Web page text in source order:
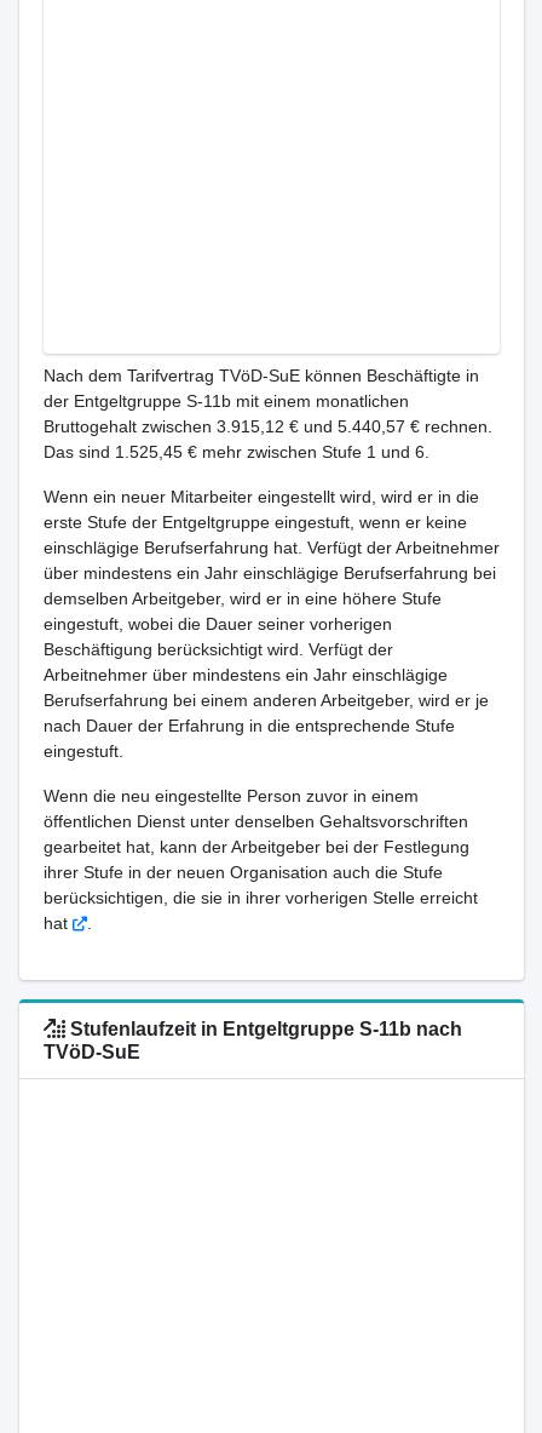
Nach dem Tarifvertrag TVöD-SuE können Beschäftigte in
der Entgeltgruppe S-11b mit einem monatlichen
Bruttogehalt zwischen 3.915,12 € und 5.440,57 € rechnen.
Das sind 1.525,45 € mehr zwischen Stufe 1 und 6.
Wenn ein neuer Mitarbeiter eingestellt wird, wird er in die
erste Stufe der Entgeltgruppe eingestuft, wenn er keine
einschlägige Berufserfahrung hat. Verfügt der Arbeitnehmer
über mindestens ein Jahr einschlägige Berufserfahrung bei
demselben Arbeitgeber, wird er in eine höhere Stufe
eingestuft, wobei die Dauer seiner vorherigen
Beschäftigung berücksichtigt wird. Verfügt der
Arbeitnehmer über mindestens ein Jahr einschlägige
Berufserfahrung bei einem anderen Arbeitgeber, wird er je
nach Dauer der Erfahrung in die entsprechende Stufe
eingestuft.
Wenn die neu eingestellte Person zuvor in einem
öffentlichen Dienst unter denselben Gehaltsvorschriften
gearbeitet hat, kann der Arbeitgeber bei der Festlegung
ihrer Stufe in der neuen Organisation auch die Stufe
berücksichtigen, die sie in ihrer vorherigen Stelle erreicht
hat
.
Stufenlaufzeit in Entgeltgruppe S-11b nach
TVöD-SuE